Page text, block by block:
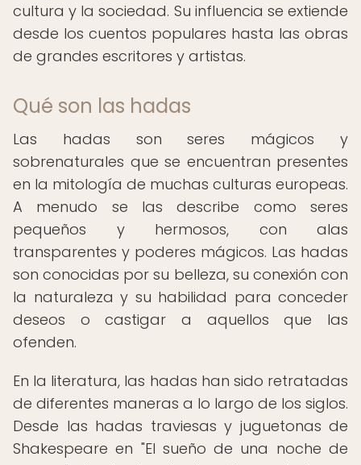
cultura y la sociedad. Su influencia se extiende
desde los cuentos populares hasta las obras
de grandes escritores y artistas.
Qué son las hadas
Las hadas son seres mágicos y
sobrenaturales que se encuentran presentes
en la mitología de muchas culturas europeas.
A menudo se las describe como seres
pequeños y hermosos, con alas
transparentes y poderes mágicos. Las hadas
son conocidas por su belleza, su conexión con
la naturaleza y su habilidad para conceder
deseos o castigar a aquellos que las
ofenden.
En la literatura, las hadas han sido retratadas
de diferentes maneras a lo largo de los siglos.
Desde las hadas traviesas y juguetonas de
Shakespeare en "El sueño de una noche de